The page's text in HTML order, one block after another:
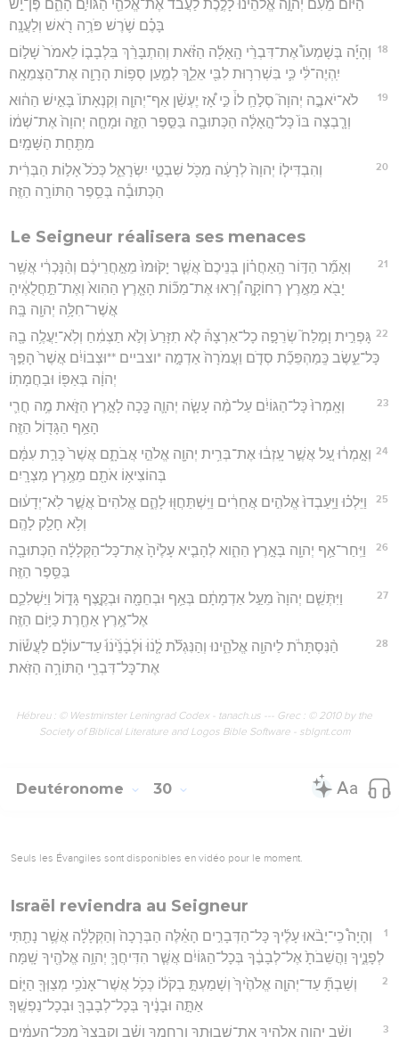
הַיּוֹם֙ מֵעִם֙ יְהוָ֣ה אֱלֹהֵ֔ינוּ לָלֶ֣כֶת לַעֲבֹ֔ד אֶת־אֱלֹהֵ֖י הַגּוֹיִ֣ם הָהֵ֑ם פֶּן־יֵ֣שׁ
בָּכֶ֗ם שֹׁ֛רֶשׁ פֹּרֶ֥ה רֹ֖אשׁ וְלַעֲנָֽה׃
18
וְהָיָ֡ה בְּשָׁמְעוֹ֩ אֶת־דִּבְרֵ֨י הָֽאָלָ֜ה הַזֹּ֗את וְהִתְבָּרֵ֨ךְ בִּלְבָב֤וֹ לֵאמֹר֙ שָׁל֣וֹם
יִֽהְיֶה־לִּ֔י כִּ֛י בִּשְׁרִר֥וּת לִבִּ֖י אֵלֵ֑ךְ לְמַ֛עַן סְפ֥וֹת הָרָוָ֖ה אֶת־הַצְּמֵאָֽה׃
19
לֹא־יֹאבֶ֣ה יְהוָה֮ סְלֹ֣חַֽ לוֹ֒ כִּ֣י אָ֠ז יֶעְשַׁ֨ן אַף־יְהוָ֤ה וְקִנְאָתוֹ֙ בָּאִ֣ישׁ הַה֔וּא
וְרָ֤בְצָה בּוֹ֙ כָּל־הָ֣אָלָ֔ה הַכְּתוּבָ֖ה בַּסֵּ֣פֶר הַזֶּ֑ה וּמָחָ֤ה יְהוָה֙ אֶת־שְׁמ֔וֹ
מִתַּ֖חַת הַשָּׁמָֽיִם׃
20
וְהִבְדִּיל֤וֹ יְהוָה֙ לְרָעָ֔ה מִכֹּ֖ל שִׁבְטֵ֣י יִשְׂרָאֵ֑ל כְּכֹל֙ אָל֣וֹת הַבְּרִ֔ית
הַכְּתוּבָ֕ה בְּסֵ֥פֶר הַתּוֹרָ֖ה הַזֶּֽה׃
Le Seigneur réalisera ses menaces
21
וְאָמַ֞ר הַדּ֣וֹר הָֽאַחֲר֗וֹן בְּנֵיכֶם֙ אֲשֶׁ֤ר יָק֙וּמוּ֙ מֵאַ֣חֲרֵיכֶ֔ם וְהַ֨נָּכְרִ֔י אֲשֶׁ֥ר
יָבֹ֖א מֵאֶ֣רֶץ רְחוֹקָ֑ה וְ֠רָאוּ אֶת־מַכּ֞וֹת הָאָ֤רֶץ הַהִוא֙ וְאֶת־תַּ֣חֲלֻאֶ֔יהָ
אֲשֶׁר־חִלָּ֥ה יְהוָ֖ה בָּֽהּ׃
22 גָּפְרִ֣ית וָמֶלַח֮ שְׂרֵפָ֣ה כָל־אַרְצָהּ֒ לֹ֤א תִזָּרַע֙ וְלֹ֣א תַצְמִ֔חַ וְלֹֽא־יַעֲלֶ֥ה בָ֖הּ
כָּל־עֵ֑שֶׂב כְּֽמַהְפֵּכַ֞ת סְדֹ֤ם וַעֲמֹרָה֙ אַדְמָ֣ה *וצביים **וּצְבוֹיִ֔ם אֲשֶׁר֙ הָפַ֣ךְ
יְהוָ֔ה בְּאַפּ֖וֹ וּבַחֲמָתֽוֹ׃
23
וְאָֽמְרוּ֙ כָּל־הַגּוֹיִ֔ם עַל־מֶ֨ה עָשָׂ֧ה יְהוָ֛ה כָּ֖כָה לָאָ֣רֶץ הַזֹּ֑את מֶ֥ה חֳרִ֛י
הָאַ֥ף הַגָּד֖וֹל הַזֶּֽה׃
24 וְאָ֣מְר֔וּ עַ֚ל אֲשֶׁ֣ר עָֽזְב֔וּ אֶת־בְּרִ֥ית יְהוָ֖ה אֱלֹהֵ֣י אֲבֹתָ֑ם אֲשֶׁר֙ כָּרַ֣ת עִמָּ֔ם
בְּהוֹצִיא֥וֹ אֹתָ֖ם מֵאֶ֥רֶץ מִצְרָֽיִם׃
25
וַיֵּלְכ֗וּ וַיַּֽעַבְדוּ֙ אֱלֹהִ֣ים אֲחֵרִ֔ים וַיִּֽשְׁתַּחֲוּ֖וּ לָהֶ֑ם אֱלֹהִים֙ אֲשֶׁ֣ר לֹֽא־יְדָע֔וּם
וְלֹ֥א חָלַ֖ק לָהֶֽם׃
26
וַיִּֽחַר־אַ֥ף יְהוָ֖ה בָּאָ֣רֶץ הַהִ֑וא לְהָבִ֤יא עָלֶ֙יהָ֙ אֶת־כָּל־הַקְּלָלָ֔ה הַכְּתוּבָ֖ה
בַּסֵּ֥פֶר הַזֶּֽה׃
27
וַיִּתְּשֵׁ֤ם יְהוָה֙ מֵעַ֣ל אַדְמָתָ֔ם בְּאַ֥ף וּבְחֵמָ֖ה וּבְקֶ֣צֶף גָּד֑וֹל וַיַּשְׁלִכֵ֛ם
אֶל־אֶ֥רֶץ אַחֶ֖רֶת כַּיּ֥וֹם הַזֶּֽה׃
28
הַ֨נִּסְתָּרֹ֔ת לַיהוָ֖ה אֱלֹהֵ֑ינוּ וְהַנִּגְלֹ֞ת לָ֤ׄנׄוּׄ וּׄלְׄבָׄנֵׄ֙יׄנׄוּׄ֙ עַד־עוֹלָ֔ם לַעֲשׂ֕וֹת
אֶת־כָּל־דִּבְרֵ֖י הַתּוֹרָ֥ה הַזֹּֽאת׃
Hébreu : © Westminster Leningrad Codex - tanach.us --- Grec : © 2010 by the
Society of Biblical Literature and Logos Bible Software - sblgnt.com
Deutéronome 30
Seuls les Évangiles sont disponibles en vidéo pour le moment.
Israël reviendra au Seigneur
1
וְהָיָה֩ כִֽי־יָבֹ֨אוּ עָלֶ֜יךָ כָּל־הַדְּבָרִ֣ים הָאֵ֗לֶּה הַבְּרָכָה֙ וְהַקְּלָלָ֔ה אֲשֶׁ֥ר נָתַ֖תִּי
לְפָנֶ֑יךָ וַהֲשֵׁבֹתָ֙ אֶל־לְבָבֶ֔ךָ בְּכָל־הַגּוֹיִ֔ם אֲשֶׁ֧ר הִדִּיחֲךָ֛ יְהוָ֥ה אֱלֹהֶ֖יךָ שָֽׁמָּה׃
2
וְשַׁבְתָּ֞ עַד־יְהוָ֤ה אֱלֹהֶ֙יךָ֙ וְשָׁמַעְתָּ֣ בְקֹל֔וֹ כְּכֹ֛ל אֲשֶׁר־אָנֹכִ֥י מְצַוְּךָ֖ הַיּ֑וֹם
אַתָּ֣ה וּבָנֶ֔יךָ בְּכָל־לְבָבְךָ֖ וּבְכָל־נַפְשֶֽׁךָ׃
3 וְשָׁ֨ב יְהוָ֧ה אֱלֹהֶ֛יךָ אֶת־שְׁבוּתְךָ֖ וְרִחֲמֶ֑ךָ וְשָׁ֗ב וְקִבֶּצְךָ֙ מִכָּל־הָ֣עַמִּ֔ים